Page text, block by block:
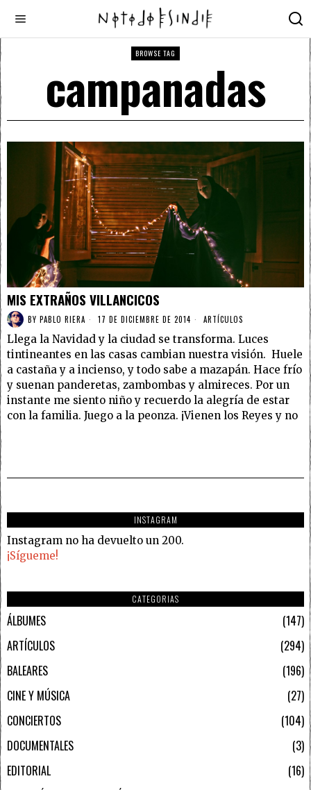
BROWSE TAG
campanadas
MIS EXTRAÑOS VILLANCICOS
BY PABLO RIERA 17 DE DICIEMBRE DE 2014 ARTÍCULOS
Llega la Navidad y la ciudad se transforma. Luces
tintineantes en las casas cambian nuestra visión. Huele
a castaña y a incienso, y todo sabe a mazapán. Hace frío
y suenan panderetas, zambombas y almireces. Por un
instante me siento niño y recuerdo la alegría de estar
con la familia. Juego a la peonza. ¡Vienen los Reyes y no
INSTAGRAM
Instagram no ha devuelto un 200.
¡Sígueme!
CATEGORIAS
ÁLBUMES
147
ARTÍCULOS
294
BALEARES
196
CINE Y MÚSICA
27
CONCIERTOS
104
DOCUMENTALES
3
EDITORIAL
16